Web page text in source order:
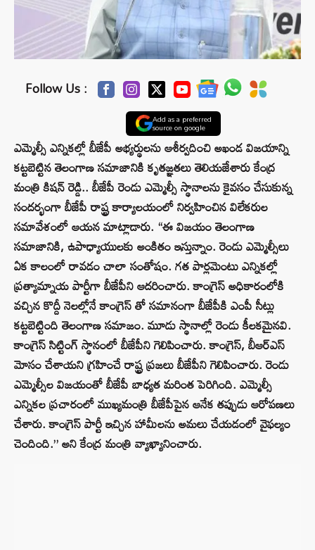
Follow Us :
Add as a preferred
source on google
ఎమ్మెల్సీ ఎన్నికల్లో బీజేపీ అభ్యర్థులను ఆశీర్వదించి అఖండ విజయాన్ని
కట్టబెట్టిన తెలంగాణ సమాజానికి కృతజ్ఞతలు తెలియజేశారు కేంద్ర
మంత్రి కిషన్ రెడ్డి.. బీజేపీ రెండు ఎమ్మెల్సీ స్థానాలను కైవసం చేసుకున్న
సందర్భంగా బీజేపీ రాష్ట్ర కార్యాలయంలో నిర్వహించిన విలేకరుల
సమావేశంలో ఆయన మాట్లాడారు. “ఈ విజయం తెలంగాణ
సమాజానికి, ఉపాధ్యాయులకు అంకితం ఇస్తున్నాం. రెండు ఎమ్మెల్సీలు
ఏక కాలంలో రావడం చాలా సంతోషం. గత పార్లమెంటు ఎన్నికల్లో
ప్రత్యామ్నాయ పార్టీగా బీజేపీని ఆదరించారు. కాంగ్రెస్ అధికారంలోకి
వచ్చిన కొద్దీ నెలల్లోనే కాంగ్రెస్ తో సమానంగా బీజేపీకి ఎంపీ సీట్లు
కట్టబెట్టింది తెలంగాణ సమాజం. మూడు స్థానాల్లో రెండు కీలకమైనవి.
కాంగ్రెస్ సిట్టింగ్ స్థానంలో బీజేపీని గెలిపించారు. కాంగ్రెస్, బీఆర్ఎస్
మోసం చేశాయని గ్రహించే రాష్ట్ర ప్రజలు బీజేపీని గెలిపించారు. రెండు
ఎమ్మెల్సీల విజయంతో బీజేపీ బాధ్యత మరింత పెరిగింది. ఎమ్మెల్సీ
ఎన్నికల ప్రచారంలో ముఖ్యమంత్రి బీజేపీపైన ఆనేక తప్పుడు ఆరోపణలు
చేశారు. కాంగ్రెస్ పార్టీ ఇచ్చిన హామీలను అమలు చేయడంలో వైఫల్యం
చెందింది.” అని కేంద్ర మంత్రి వ్యాఖ్యానించారు.